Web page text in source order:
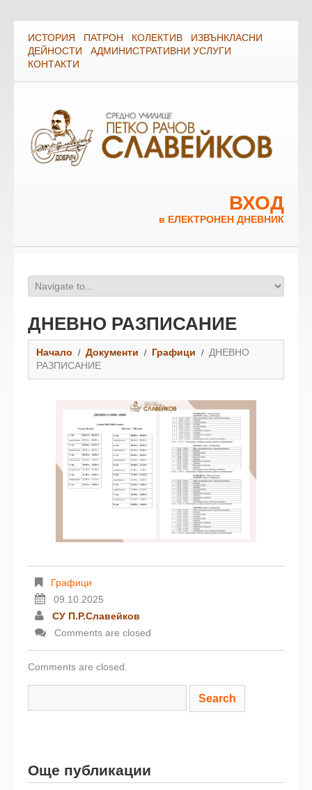
ИСТОРИЯ ПАТРОН КОЛЕКТИВ
ИЗВЪНКЛАСНИ
ДЕЙНОСТИ
АДМИНИСТРАТИВНИ УСЛУГИ
КОНТАКТИ
ВХОД
в ЕЛЕКТРОНЕН ДНЕВНИК
ДНЕВНО РАЗПИСАНИЕ
Начало Документи Графици
ДНЕВНО
РАЗПИСАНИЕ
Графици
09.10.2025
СУ П.Р.Славейков
Comments are closed
Comments are closed.
Още публикации